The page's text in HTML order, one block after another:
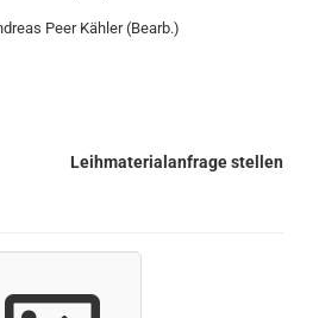
Peer Kähler (Bearb.)
Leihmaterialanfrage stellen